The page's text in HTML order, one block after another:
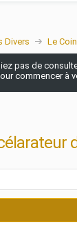
Divers Le
pas de
commencer